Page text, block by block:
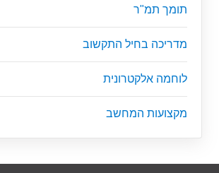
תומך תמ"ר
מדריכה בחיל התקשוב
לוחמה אלקטרונית
מקצועות המחשב